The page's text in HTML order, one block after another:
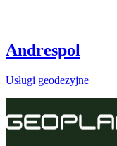
Andrespol
Usługi geodezyjne